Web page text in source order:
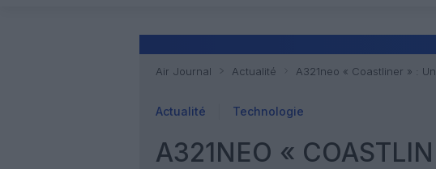
Air Journal Actualité A321neo « Coastliner » :
Actualité Technologie
A321NEO «